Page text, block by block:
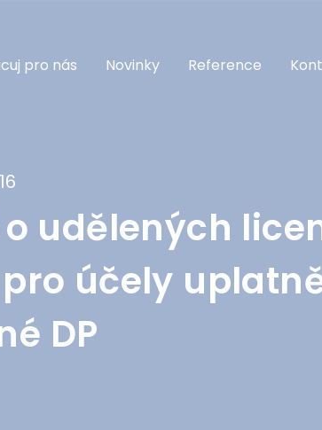
pro nás Novinky Reference
udělených
účely
DP